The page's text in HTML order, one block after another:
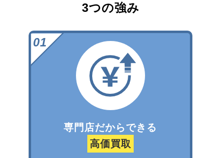
3つの強み
専門店だからできる
高価買取